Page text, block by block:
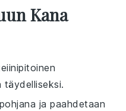
Kana
täydelliseksi.
ja paahdetaan